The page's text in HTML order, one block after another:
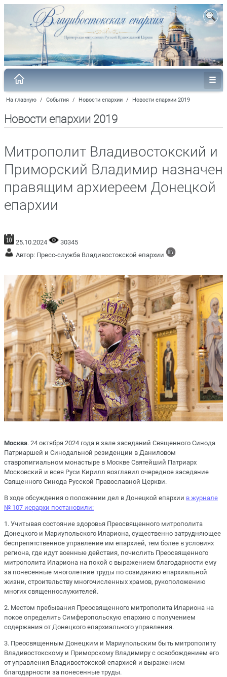
На главную / События / Новости епархии / Новости епархии 2019
Новости епархии 2019
Митрополит Владивостокский и
Приморский Владимир назначен
правящим архиереем Донецкой
епархии
25.10.2024
30345
Автор: Пресс-служба Владивостокской епархии
Москва. 24 октября 2024 года в зале заседаний Священного Синода
Патриаршей и Синодальной резиденции в Даниловом
ставропигиальном монастыре в Москве Святейший Патриарх
Московский и всея Руси Кирилл возглавил очередное заседание
Священного Синода Русской Православной Церкви.
В ходе обсуждения о положении дел в Донецкой епархии в журнале
№ 107 иерархи постановили:
1.⁠ ⁠Учитывая состояние здоровья Преосвященного митрополита
Донецкого и Мариупольского Илариона, существенно затрудняющее
беспрепятственное управление им епархией, тем более в условиях
региона, где идут военные действия, почислить Преосвященного
митрополита Илариона на покой с выражением благодарности ему
за понесенные многолетние труды по созиданию епархиальной
жизни, строительству многочисленных храмов, рукоположению
многих священнослужителей.
2.⁠ ⁠Местом пребывания Преосвященного митрополита Илариона на
покое определить Симферопольскую епархию с получением
содержания от Донецкого епархиального управления.
3.⁠ ⁠Преосвященным Донецким и Мариупольским быть митрополиту
Владивостокскому и Приморскому Владимиру с освобождением его
от управления Владивостокской епархией и выражением
благодарности за понесенные труды.